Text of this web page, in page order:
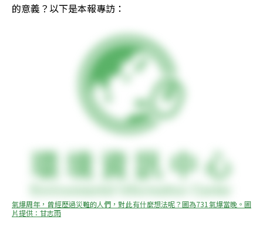
的意義？以下是本報專訪：
氣爆周年，曾經歷過災難的人們，對此有什麼想法呢？圖為731氣爆當晚。圖
片提供：甘志雨